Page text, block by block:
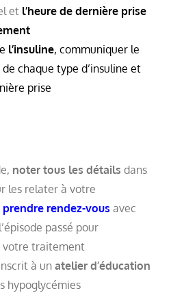
et l’heure de dernière prise
l’insuline, communiquer le
chaque type d’insuline et
prise
noter tous les détails dans
les relater à votre
prendre rendez-vous avec
passé pour
votre traitement
à unatelier d’éducation
hypoglycémies